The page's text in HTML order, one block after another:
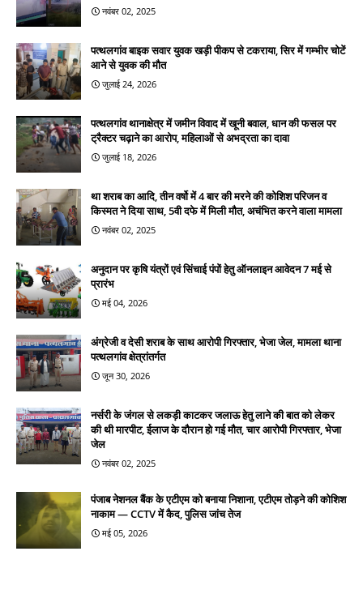
नवंबर 02, 2025
पत्थलगांव बाइक सवार युवक खड़ी पीकप से टकराया, सिर में गम्भीर चोटें
आने से युवक की मौत
जुलाई 24, 2026
पत्थलगांव थानाक्षेत्र में जमीन विवाद में खूनी बवाल, धान की फसल पर
ट्रैक्टर चढ़ाने का आरोप, महिलाओं से अभद्रता का दावा
जुलाई 18, 2026
था शराब का आदि, तीन वर्षो में 4 बार की मरने की कोशिश परिजन व
किस्मत ने दिया साथ, 5वी दफे में मिली मौत, अचंभित करने वाला मामला
नवंबर 02, 2025
अनुदान पर कृषि यंत्रों एवं सिंचाई पंपों हेतु ऑनलाइन आवेदन 7 मई से
प्रारंभ
मई 04, 2026
अंग्रेजी व देसी शराब के साथ आरोपी गिरफ्तार, भेजा जेल, मामला थाना
पत्थलगांव क्षेत्रांतर्गत
जून 30, 2026
नर्सरी के जंगल से लकड़ी काटकर जलाऊ हेतु लाने की बात को लेकर
की थी मारपीट, ईलाज के दौरान हो गई मौत, चार आरोपी गिरफ्तार, भेजा
जेल
नवंबर 02, 2025
पंजाब नेशनल बैंक के एटीएम को बनाया निशाना, एटीएम तोड़ने की कोशिश
नाकाम — CCTV में कैद, पुलिस जांच तेज
मई 05, 2026